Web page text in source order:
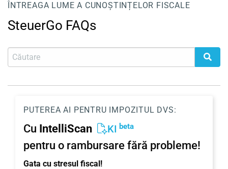
ÎNTREAGA LUME A CUNOȘTINȚELOR FISCALE
SteuerGo FAQs
PUTEREA AI PENTRU IMPOZITUL DVS:
Cu IntelliScan KI beta
pentru o rambursare fără probleme!
Gata cu stresul fiscal!